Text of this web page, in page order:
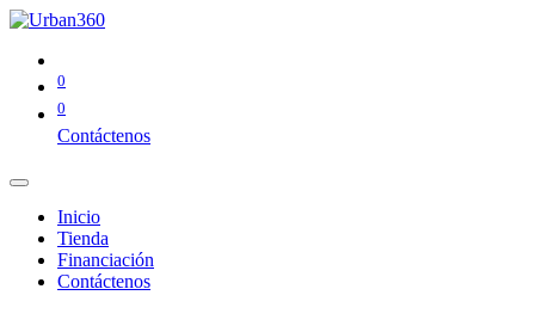
0
0
Contáctenos
Inicio
Tienda
Financiación
Contáctenos